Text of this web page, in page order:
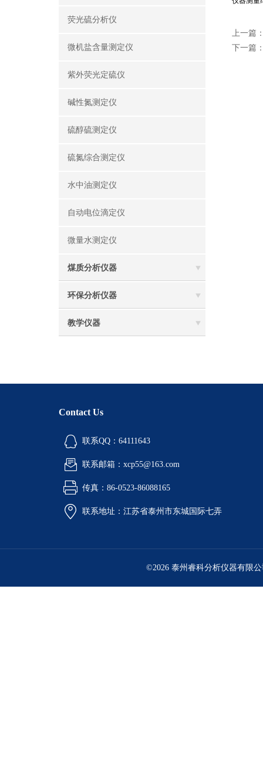
荧光硫分析仪
微机盐含量测定仪
紫外荧光定硫仪
碱性氮测定仪
硫醇硫测定仪
硫氮综合测定仪
水中油测定仪
自动电位滴定仪
微量水测定仪
煤质分析仪器
环保分析仪器
教学仪器
上一篇
下一篇
Contact Us
联系QQ：64111643
联系邮箱：xcp55@163.com
传真：86-0523-86088165
联系地址：江苏省泰州市东城国际七弄
©2026 泰州睿科分析仪器有限